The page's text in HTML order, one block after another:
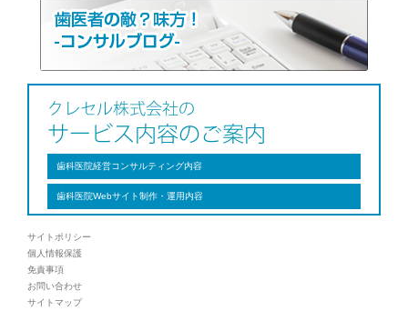
歯科医院経営コンサルティング内容
歯科医院Webサイト制作・運用内容
サイトポリシー
個人情報保護
免責事項
お問い合わせ
サイトマップ